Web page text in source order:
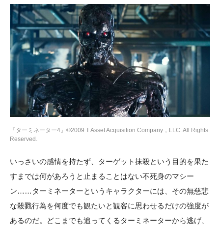
『ターミネーター4』©2009 T Asset Acquisition Company，LLC. All Rights
Reserved.
いっさいの感情を持たず、ターゲット抹殺という目的を果た
すまでは何があろうと止まることはない不死身のマシー
ン……ターミネーターというキャラクターには、その無慈悲
な殺戮行為を何度でも観たいと観客に思わせるだけの強度が
あるのだ。どこまでも追ってくるターミネーターから逃げ、